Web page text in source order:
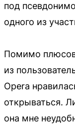
под
одного из
Помимо
из
Opera
открываться.
она мне